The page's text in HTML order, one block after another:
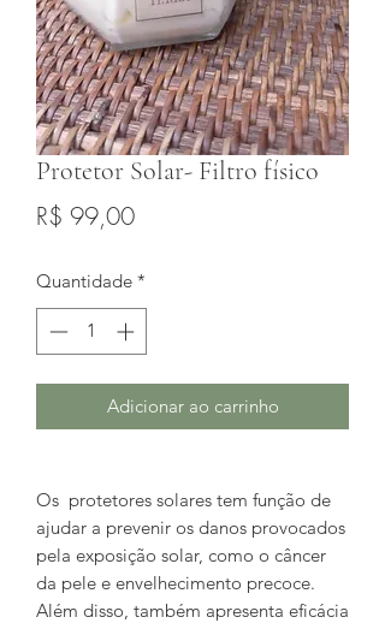
Protetor Solar- Filtro físico
R$ 99,00Preço
Quantidade *
Adicionar ao carrinho
Os protetores solares tem função de
ajudar a prevenir os danos provocados
pela exposição solar, como o câncer
da pele e envelhecimento precoce.
Além disso, também apresenta eficácia